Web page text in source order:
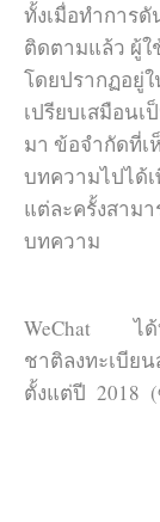
ทั้งเมื่อทำการ
ติดตามแล้ว ผู้ใ
โดยปรากฏอยู่ใ
เปรียบเสมือนเ
มา ข้อจำกัดที่
บทความไปได้เ
แต่ละครั้งสาม
บทความ
WeChat ได้ท
ชาติลงทะเบีย
ตั้งแต่ปี 2018